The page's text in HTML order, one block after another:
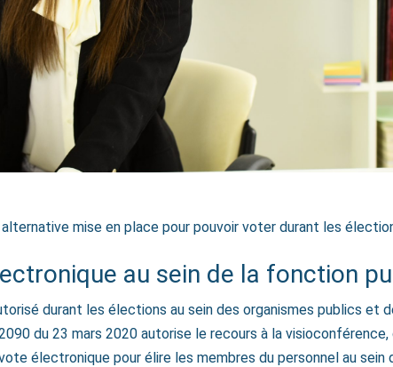
mise en place pour pouvoir voter durant les
au sein de la fonction
durant les élections au sein des organismes publics et
du 23 mars 2020 autorise le recours à la
électronique pour élire les membres du personnel au sein